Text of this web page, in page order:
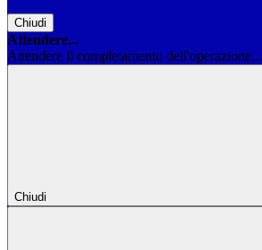
Chiudi
Attendere...
Attendere il completamento dell'operazione...
Chiudi